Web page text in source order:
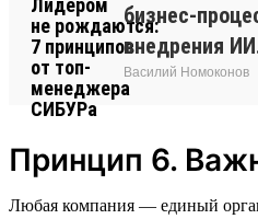
бизнес-
внедрения
Василий Номоконов
Принцип 6.
Любая компания — единый